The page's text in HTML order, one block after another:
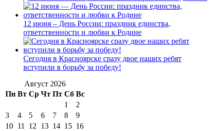
12 июня – День России: праздник единства,
ответственности и любви к Родине
Сегодня в Красноярске сразу двое наших ребят
вступили в борьбу за победу!
Август 2026
Пн Вт Ср Чт Пт Сб Вс
1
2
3
4 5 6 7 8
9
10 11 12 13 14 15 16